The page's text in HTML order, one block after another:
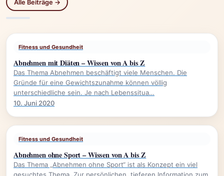
Alle Beiträge →
Fitness und Gesundheit
Abnehmen mit Diäten – Wissen von A bis Z
Das Thema Abnehmen beschäftigt viele Menschen. Die
Gründe für eine Gewichtszunahme können völlig
unterschiedliche sein. Je nach Lebenssitua…
10. Juni 2020
Fitness und Gesundheit
Abnehmen ohne Sport – Wissen von A bis Z
Das Thema „Abnehmen ohne Sport“ ist als Konzept ein viel